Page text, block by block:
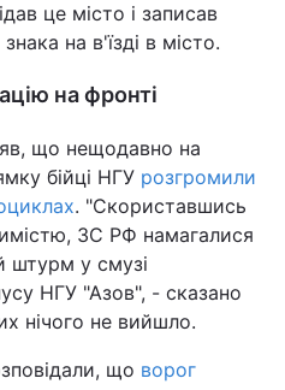
це місто і записав
на в'їзді в місто.
на фронті
що нещодавно на
бійці НГУ розгромили
. "Скориставшись
ЗС РФ намагалися
штурм у смузі
НГУ "Азов", - сказано
нічого не вийшло.
що ворог